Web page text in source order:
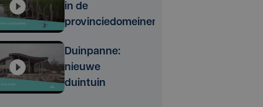
in de
provinciedomeinen
Duinpanne:
nieuwe
duintuin